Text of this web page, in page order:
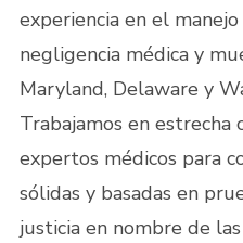
experiencia en el
negligencia médica y
Maryland, Delaware y
Trabajamos en estrecha
expertos médicos para
sólidas y basadas en
justicia en nombre de